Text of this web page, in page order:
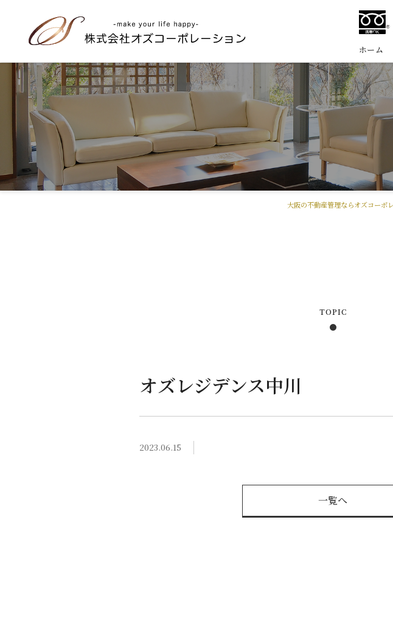
ホーム
オズレジデンス中川
2023.06.15
一覧へ
大阪の不動産管理ならオズコーポ